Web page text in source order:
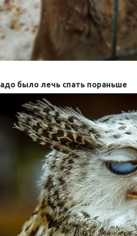
было лечь спать пораньше